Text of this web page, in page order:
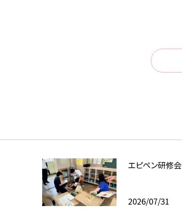
エピペン研修会
2026/07/31